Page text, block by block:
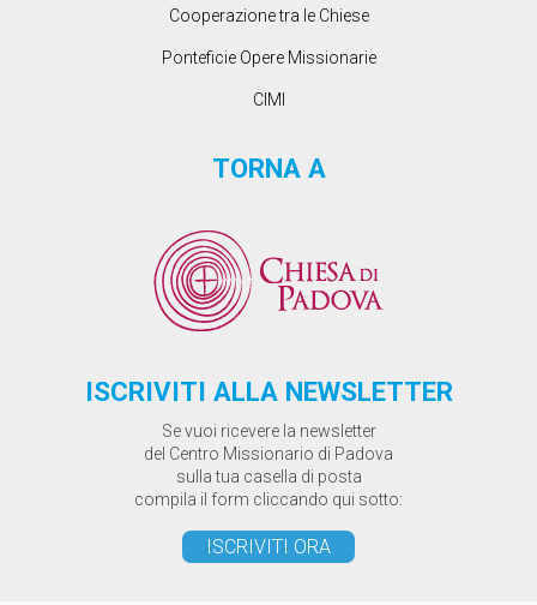
Cooperazione tra le Chiese
Ponteficie Opere Missionarie
CIMI
TORNA A
ISCRIVITI ALLA NEWSLETTER
Se vuoi ricevere la newsletter
del Centro Missionario di Padova
sulla tua casella di posta
compila il form cliccando qui sotto:
ISCRIVITI ORA